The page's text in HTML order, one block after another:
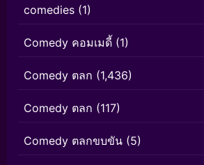
comedies (1)
Comedy คอมเมดี้ (1)
Comedy ตลก (1,436)
Comedy ตลก (117)
Comedy ตลกขบขัน (5)